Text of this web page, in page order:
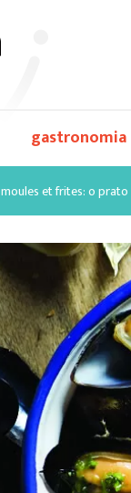
gastronomia
moules et frites: o